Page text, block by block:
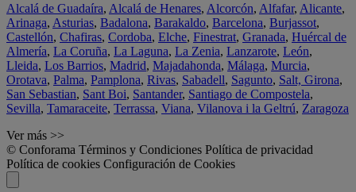
Alcalá de Guadaíra, Alcalá de Henares, Alcorcón, Alfafar, Alicante,
Arinaga, Asturias, Badalona, Barakaldo, Barcelona, Burjassot,
Castellón, Chafiras, Cordoba, Elche, Finestrat, Granada, Huércal de
Almería, La Coruña, La Laguna, La Zenia, Lanzarote, León,
Lleida, Los Barrios, Madrid, Majadahonda, Málaga, Murcia,
Orotava, Palma, Pamplona, Rivas, Sabadell, Sagunto, Salt, Girona,
San Sebastian, Sant Boi, Santander, Santiago de Compostela,
Sevilla, Tamaraceite, Terrassa, Viana, Vilanova i la Geltrú, Zaragoza
Ver más >>
© Conforama Términos y Condiciones Política de privacidad
Política de cookies Configuración de Cookies